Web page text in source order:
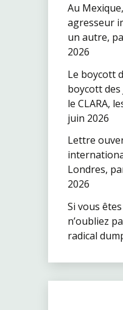
Au
agresseur
un autre,
2026
Le boycott
boycott des
le CLARA,
juin 2026
Lettre
Londres,
2026
Si vous
n’oubliez
radical